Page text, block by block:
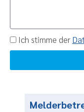
Ich stimme der